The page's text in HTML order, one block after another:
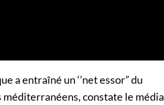
a entraîné un ‘’net essor” du
constate le média